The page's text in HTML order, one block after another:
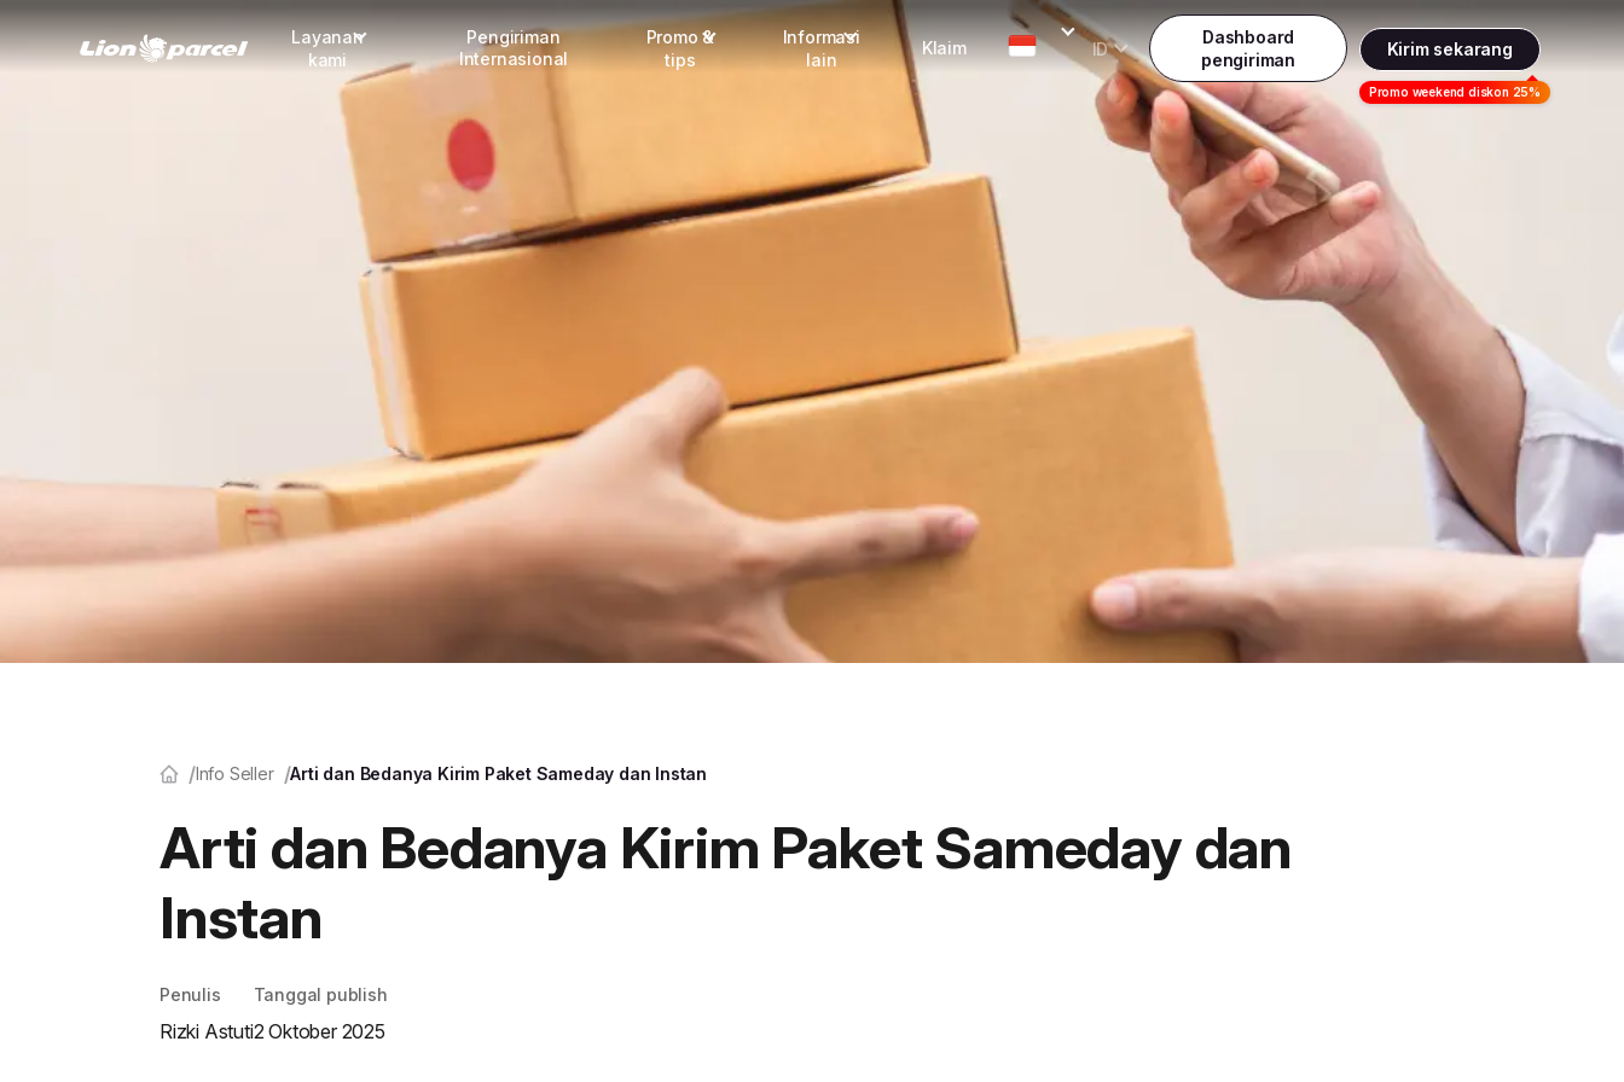
Layanan
kami
Pengiriman
Fulfillment
Daftar jadi Mitra
Lacak pendaftaran Mitra
Pengiriman
Internasional
Promo &
tips
Informasi
lain
Dangerous Goods
Karantina
Klaim
Indonesia
ID
Indonesia
English
Dashboard
pengiriman
Daftar
Masuk
Kirim sekarang
Promo weekend diskon 25%
Info Seller Arti dan Bedanya Kirim Paket Sameday dan Instan
Arti dan Bedanya Kirim Paket Sameday dan
Instan
Penulis
Rizki Astuti
Tanggal publish
2 Oktober 2025